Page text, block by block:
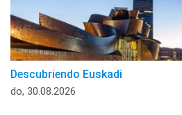
Descubriendo Euskadi
do, 30.08.2026